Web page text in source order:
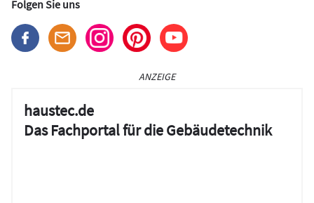
Folgen Sie uns
ANZEIGE
haustec.de
Das Fachportal für die Gebäudetechnik